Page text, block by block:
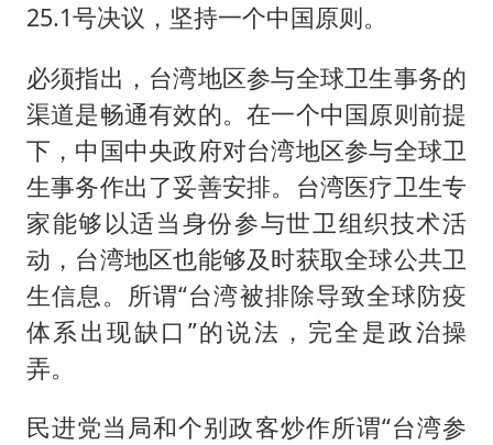
25.1号决议，坚持一个中国原则。
必须指出，台湾地区参与全球卫生事务的
渠道是畅通有效的。在一个中国原则前提
下，中国中央政府对台湾地区参与全球卫
生事务作出了妥善安排。台湾医疗卫生专
家能够以适当身份参与世卫组织技术活
动，台湾地区也能够及时获取全球公共卫
生信息。所谓“台湾被排除导致全球防疫
体系出现缺口”的说法，完全是政治操
弄。
民进党当局和个别政客炒作所谓“台湾参